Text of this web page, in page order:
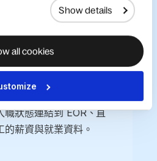
Show details
all cookies
所有工作者類
職狀態連結到 EOR、直
的薪資與就業資料。